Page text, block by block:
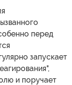
перед
запускает
и поручает